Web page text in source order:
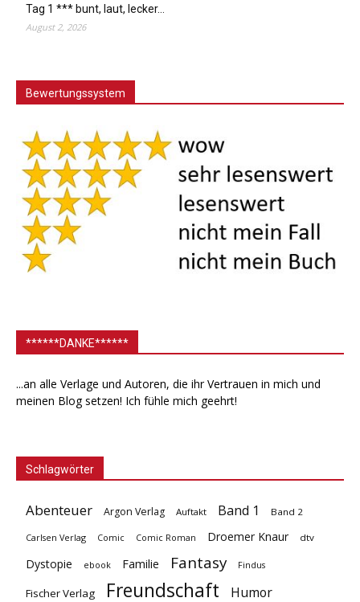
Tag 1 *** bunt, laut, lecker…
August 2, 2026
Bewertungssystem
******DANKE******
...an alle Verlage und Autoren, die ihr Vertrauen in mich und
meinen Blog setzen! Ich fühle mich geehrt!
Schlagwörter
Abenteuer Argon Verlag Auftakt Band 1 Band 2
Carlsen Verlag Comic Comic Roman Droemer Knaur dtv
Dystopie ebook Familie Fantasy Findus
Fischer Verlag Freundschaft Humor